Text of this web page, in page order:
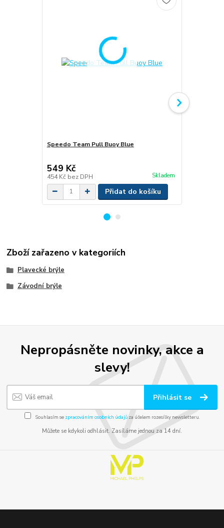
Speedo Team Pull Buoy Blue
549 Kč
454 Kč bez DPH Skladem
Přidat do košíku
Zboží zařazeno v kategoriích
Plavecké brýle
Závodní brýle
Nepropásněte novinky, akce a
slevy!
Přihlásit se
Souhlasím se zpracováním osobních údajůza účelem rozesílky newsletteru.
Můžete se kdykoli odhlásit. Zasíláme jednou za 14 dní.